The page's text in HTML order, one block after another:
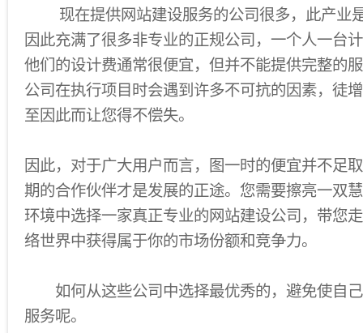
现在提供网站建设服务的公司很多，此产业
因此充满了很多非专业的正规公司，一个人一台
他们的设计费通常很便宜，但并不能提供完整的
公司在执行项目时会遇到许多不可抗的因素，徒
至因此而让您得不偿失。
因此，对于广大用户而言，图一时的便宜并不足
期的合作伙伴才是发展的正途。您需要擦亮一双
环境中选择一家真正专业的网站建设公司，带您
络世界中获得属于你的市场份额和竞争力。
如何从这些公司中选择最优秀的，避免使自己
服务呢。